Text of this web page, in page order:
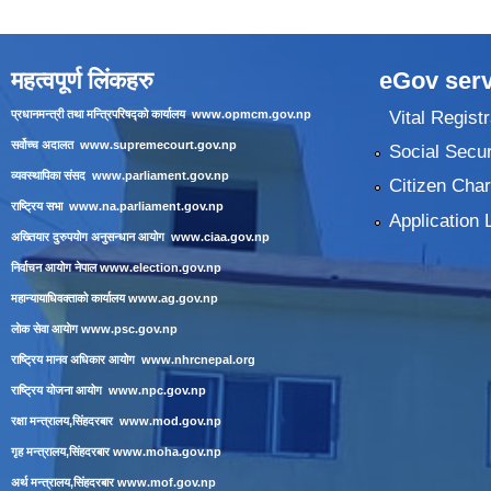
महत्वपूर्ण लिंकहरु
प्रधानमन्त्री तथा मन्त्रिपरिषद्को कार्यालयwww.opmcm.gov.np
सर्वोच्च अदालत www.supremecourt.gov.np
व्यवस्थापिका संसद www.parliament.gov.np
राष्ट्रिय सभा www.na.parliament.gov.np
अख्तियार दुरुपयोग अनुसन्धान आयोग www.ciaa.gov.np
निर्वाचन आयोग नेपालwww.election.gov.np
महान्यायाधिवक्ताको कार्यालयwww.ag.gov.np
लाेक सेवा आयाेगwww.psc.gov.np
राष्ट्रिय मानव अधिकार आयोग www.nhrcnepal.org
राष्ट्रिय योजना आयोग www.npc.gov.np
रक्षा मन्त्रालय,सिंहदरबार www.mod.gov.np
गृह मन्त्रालय,सिंहदरबारwww.moha.gov.np
अर्थ मन्त्रालय,सिंहदरबारwww.mof.gov.np
eGov
Vital
Social
Citizen
Application